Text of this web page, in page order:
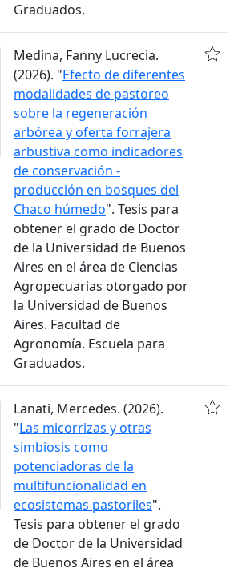
Graduados.
Medina, Fanny Lucrecia.
(2026). "Efecto de diferentes
modalidades de pastoreo
sobre la regeneración
arbórea y oferta forrajera
arbustiva como indicadores
de conservación -
producción en bosques del
Chaco húmedo". Tesis para
obtener el grado de Doctor
de la Universidad de Buenos
Aires en el área de Ciencias
Agropecuarias otorgado por
la Universidad de Buenos
Aires. Facultad de
Agronomía. Escuela para
Graduados.
Lanati, Mercedes. (2026).
"Las micorrizas y otras
simbiosis como
potenciadoras de la
multifuncionalidad en
ecosistemas pastoriles".
Tesis para obtener el grado
de Doctor de la Universidad
de Buenos Aires en el área